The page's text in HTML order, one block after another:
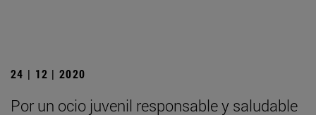
24 | 12 | 2020
Por un ocio juvenil responsable y saludable